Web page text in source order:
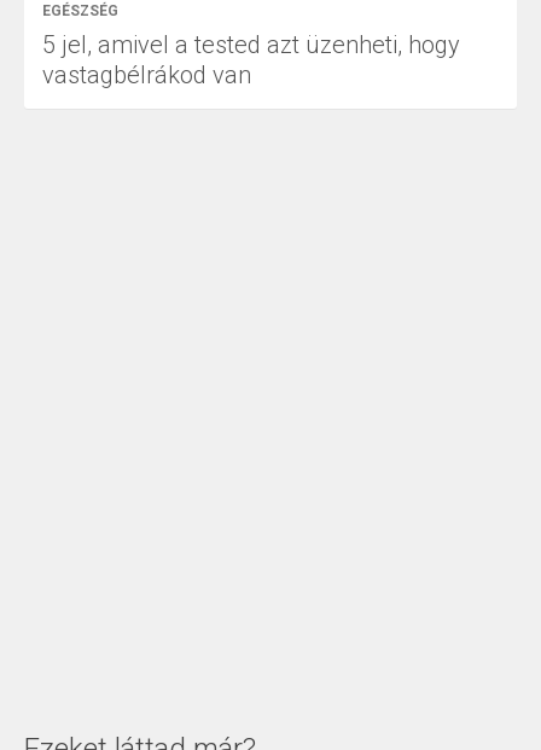
EGÉSZSÉG
5 jel, amivel a tested azt üzenheti, hogy
vastagbélrákod van